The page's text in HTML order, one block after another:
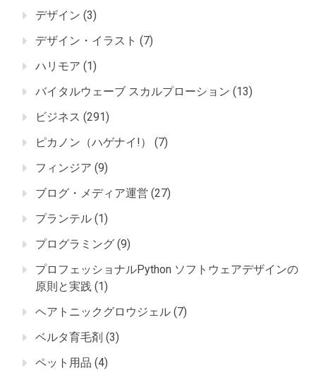
デザイン (3)
デザイン・イラスト (7)
ハリモア (1)
バイタルウェーブ スカルプローション (13)
ビジネス (291)
ピカノン（ハゲナイ!）
(7)
フィンジア (9)
ブログ・メディア運営 (27)
プランテル (1)
プログラミング (9)
プロフェッショナルPython ソフトウェアデザインの
原則と実践 (1)
ヘアトニックグロウジェル (7)
ベルタ育毛剤 (3)
ペット用品 (4)